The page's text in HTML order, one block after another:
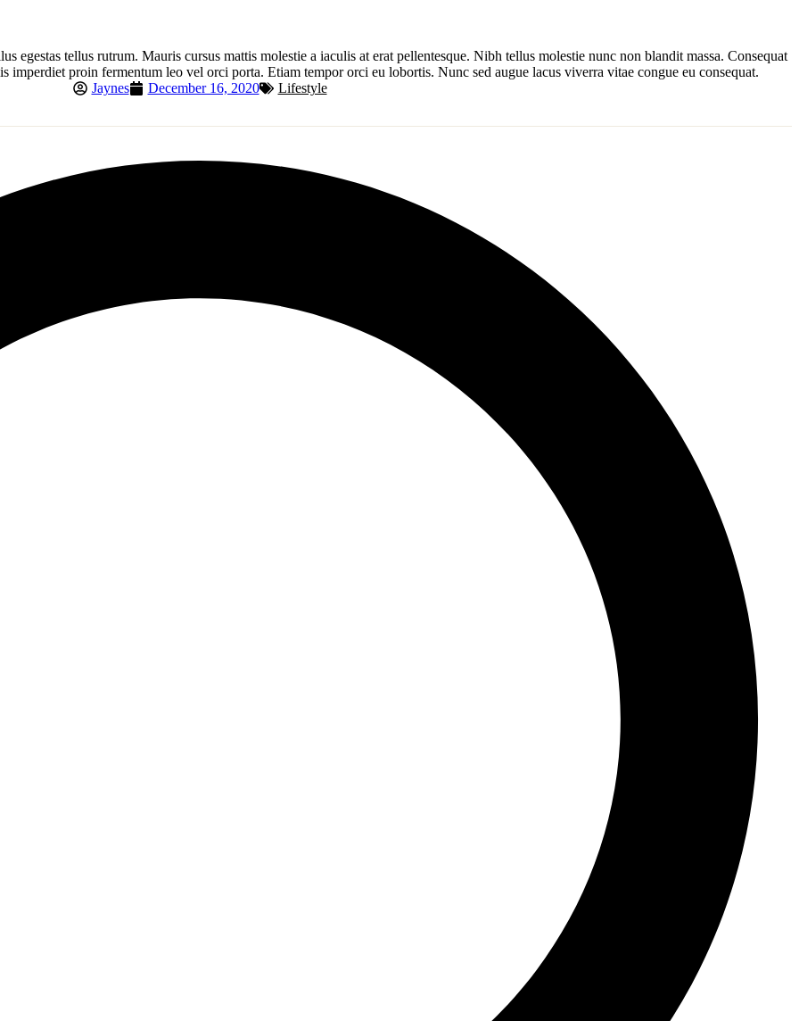
egestas tellus rutrum. Mauris cursus mattis molestie a iaculis at erat pellentesque. Nibh tellus molestie nunc non blandit massa. Consequat
imperdiet proin fermentum leo vel orci porta. Etiam tempor orci eu lobortis. Nunc sed augue lacus viverra vitae congue eu consequat.
Jaynes
December 16, 2020 Lifestyle